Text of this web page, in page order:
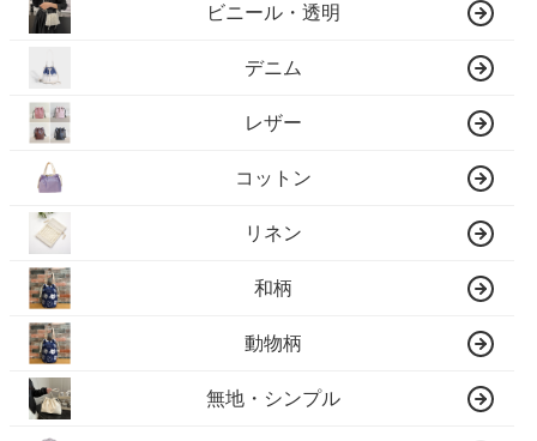
ビニール・透明
デニム
レザー
コットン
リネン
和柄
動物柄
無地・シンプル